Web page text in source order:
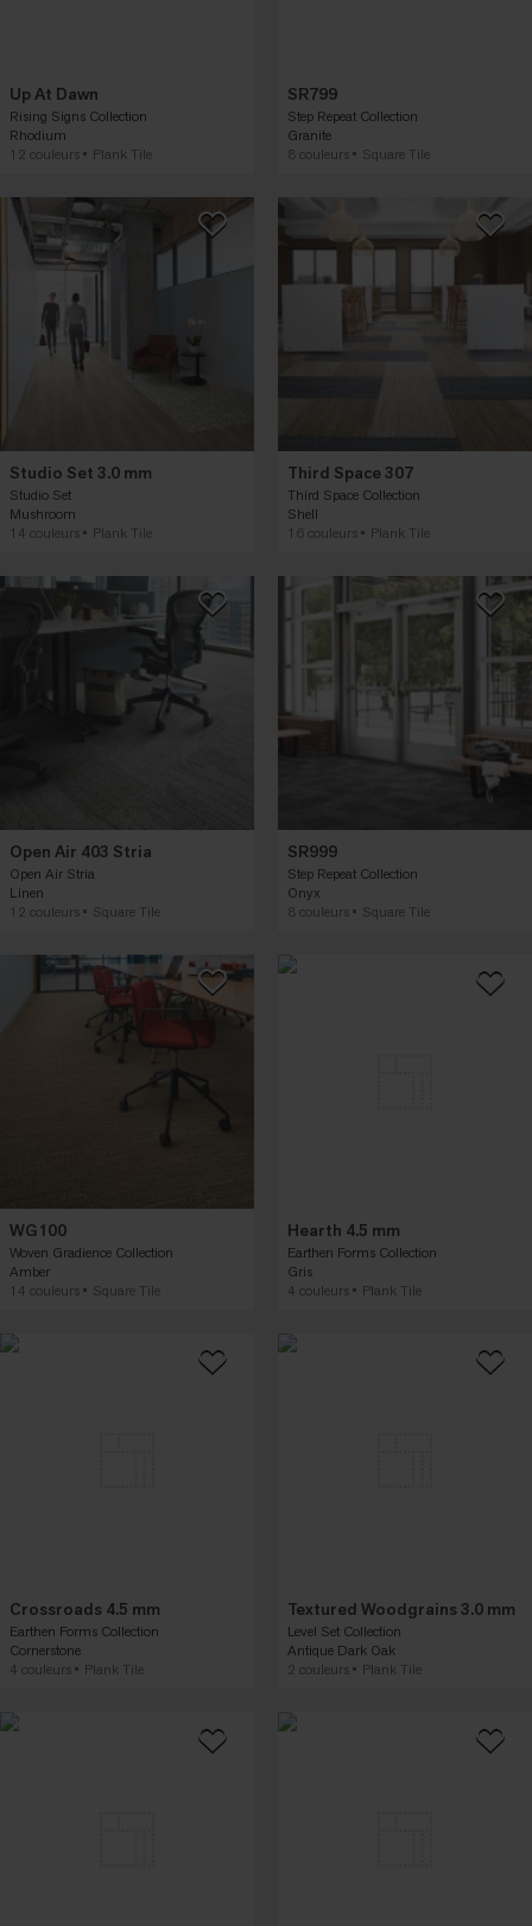
Up At Dawn
Rising Signs Collection
Rhodium
12 couleurs
Plank Tile
SR799
Step Repeat Collection
Granite
8 couleurs
Square Tile
Studio Set 3.0 mm
Studio Set
Mushroom
14 couleurs
Plank Tile
Third Space 307
Third Space Collection
Shell
16 couleurs
Plank Tile
Open Air 403 Stria
Open Air Stria
Linen
12 couleurs
Square Tile
SR999
Step Repeat Collection
Onyx
8 couleurs
Square Tile
WG100
Woven Gradience Collection
Amber
14 couleurs
Square Tile
Hearth 4.5 mm
Earthen Forms Collection
Gris
4 couleurs
Plank Tile
Crossroads 4.5 mm
Earthen Forms Collection
Cornerstone
4 couleurs
Plank Tile
Textured Woodgrains 3.0 mm
Level Set Collection
Antique Dark Oak
2 couleurs
Plank Tile